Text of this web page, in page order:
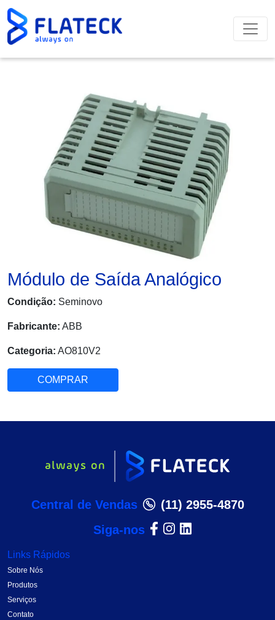
Módulo de Saída Analógico
Condição: Seminovo
Fabricante: ABB
Categoria: AO810V2
COMPRAR
Central de Vendas
(11) 2955-4870
Siga-nos
Links Rápidos
Sobre Nós
Produtos
Serviços
Contato